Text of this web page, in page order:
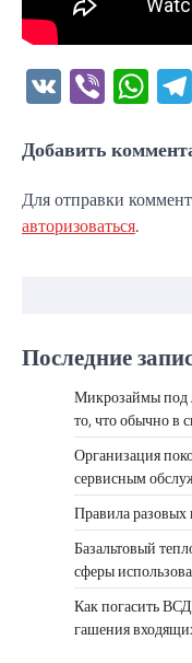
VK Viber
Добавить
Для отправки
авторизоваться.
Последние
Микрозаймы под
то, что обычно в
Организация
сервисным
Правила разовых
Базальтовый
сферы
Как погасить
гашения